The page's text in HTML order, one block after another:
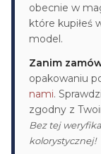
obecnie w
które kupiłeś
model.
Zanim
opakowaniu
nami.
zgodny z
Bez tej
kolorystycznej!